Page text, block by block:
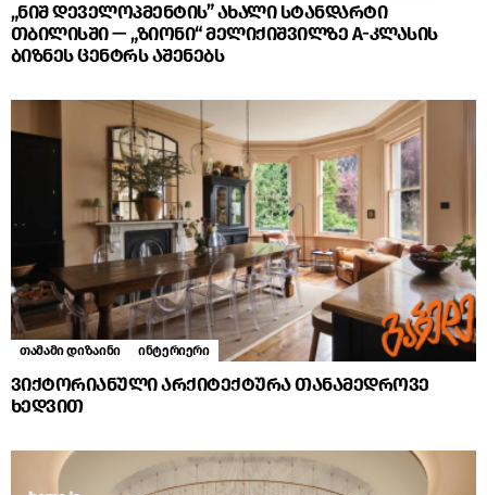
„ნიშ დეველოპმენტის” ახალი სტანდარტი
თბილისში — „ზიონი“ მელიქიშვილზე A-კლასის
ბიზნეს ცენტრს აშენებს
თამამი დიზაინი ინტერიერი
ვიქტორიანული არქიტექტურა თანამედროვე
ხედვით